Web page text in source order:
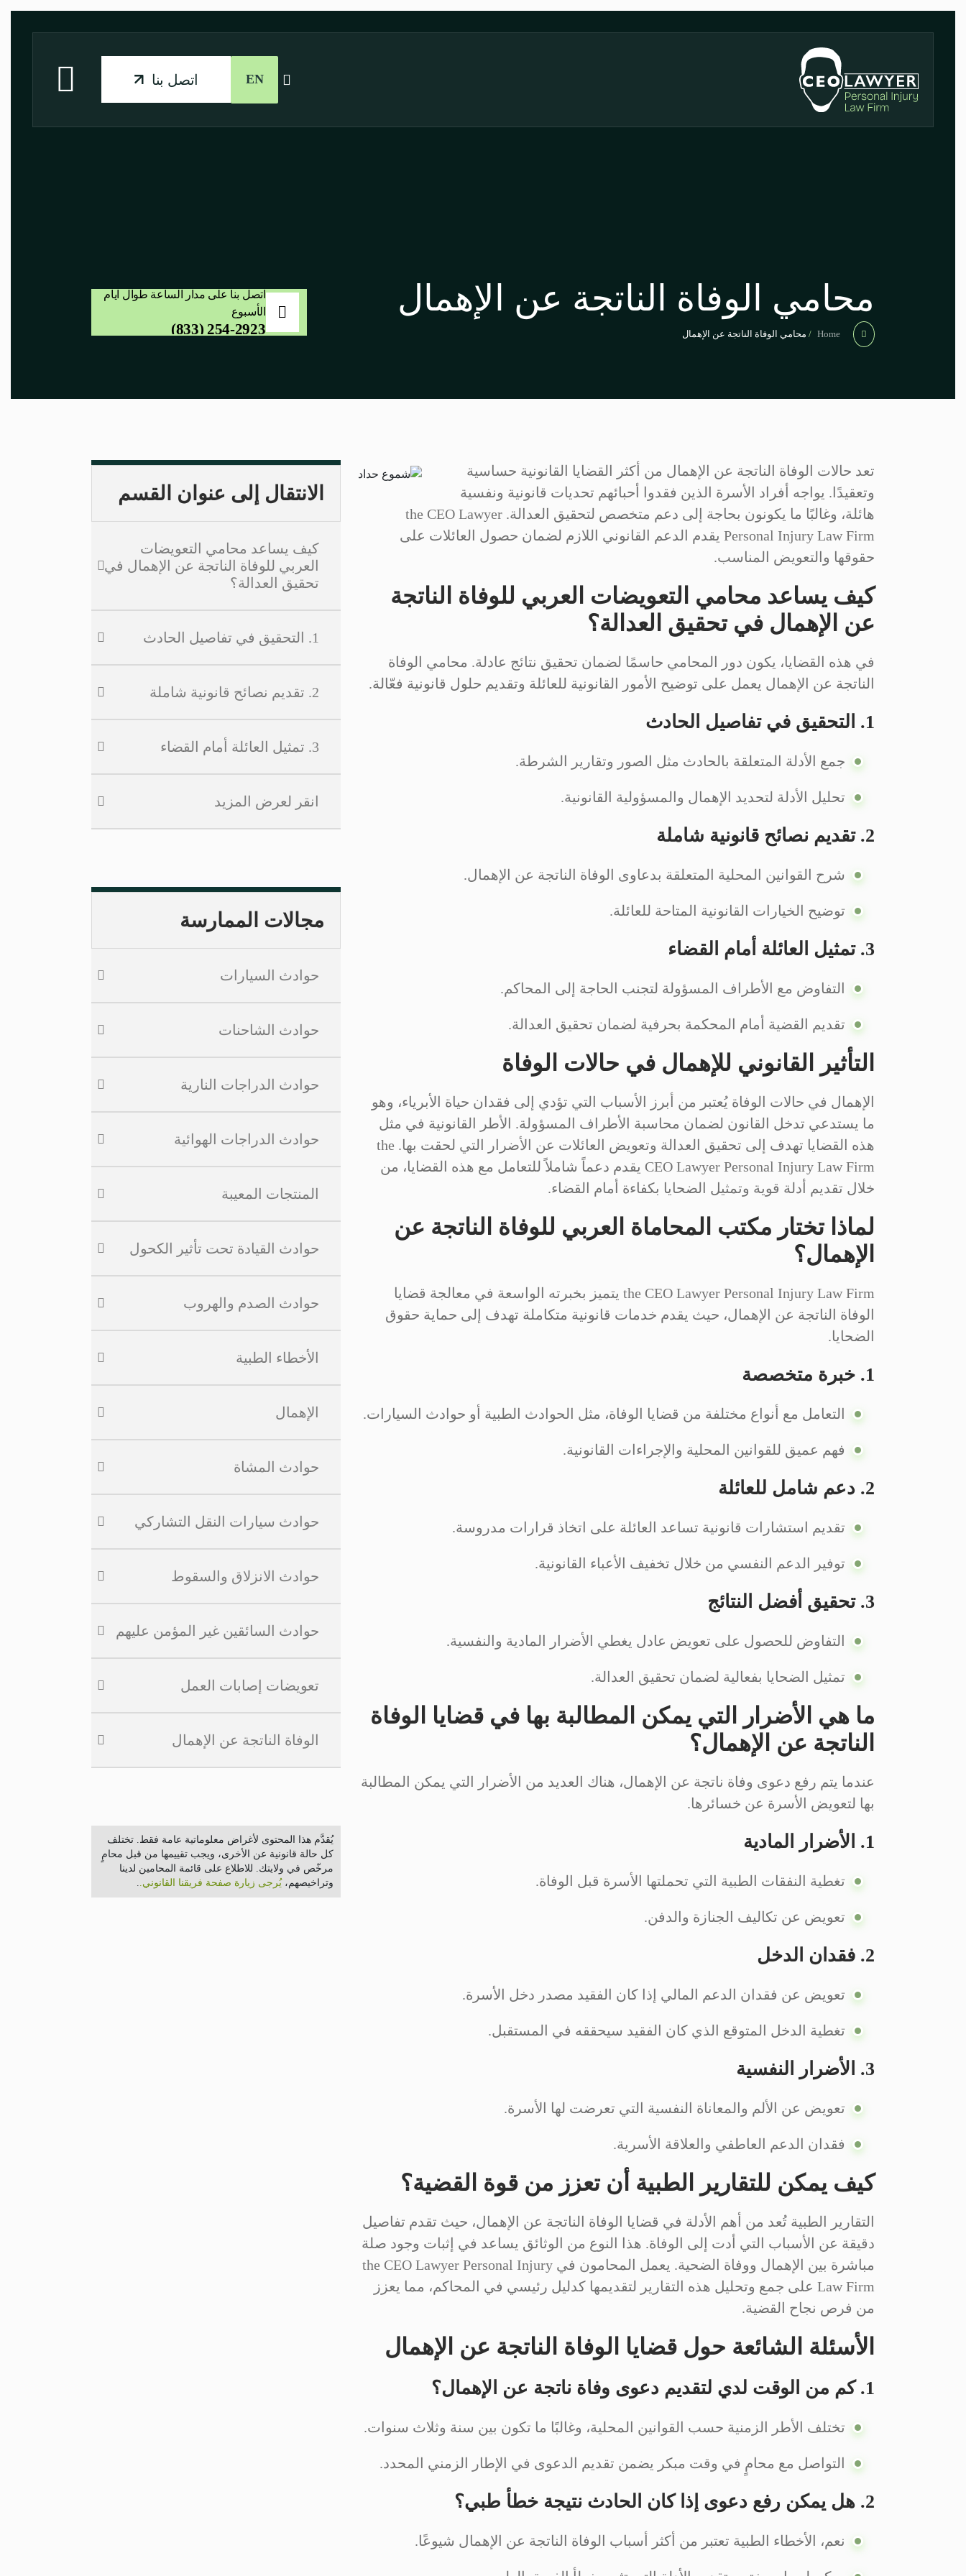
EN اتصل بنا
محامي الوفاة الناتجة عن الإهمال
/ محامي الوفاة الناتجة عن الإهمال
اتصل بنا على مدار الساعة طوال أيام
الأسبوع
(833) 254-2923
تعد حالات الوفاة الناتجة عن الإهمال من أكثر القضايا القانونية حساسية
وتعقيدًا. يواجه أفراد الأسرة الذين فقدوا أحبائهم تحديات قانونية ونفسية
هائلة، وغالبًا ما يكونون بحاجة إلى دعم متخصص لتحقيق العدالة. the CEO Lawyer
Personal Injury Law Firm يقدم الدعم القانوني اللازم لضمان حصول العائلات على
حقوقها والتعويض المناسب.
كيف يساعد محامي التعويضات العربي للوفاة الناتجة
عن الإهمال في تحقيق العدالة؟
في هذه القضايا، يكون دور المحامي حاسمًا لضمان تحقيق نتائج عادلة. محامي الوفاة
الناتجة عن الإهمال يعمل على توضيح الأمور القانونية للعائلة وتقديم حلول قانونية فعّالة.
1. التحقيق في تفاصيل الحادث
جمع الأدلة المتعلقة بالحادث مثل الصور وتقارير الشرطة.
تحليل الأدلة لتحديد الإهمال والمسؤولية القانونية.
2. تقديم نصائح قانونية شاملة
شرح القوانين المحلية المتعلقة بدعاوى الوفاة الناتجة عن الإهمال.
توضيح الخيارات القانونية المتاحة للعائلة.
3. تمثيل العائلة أمام القضاء
التفاوض مع الأطراف المسؤولة لتجنب الحاجة إلى المحاكم.
تقديم القضية أمام المحكمة بحرفية لضمان تحقيق العدالة.
التأثير القانوني للإهمال في حالات الوفاة
الإهمال في حالات الوفاة يُعتبر من أبرز الأسباب التي تؤدي إلى فقدان حياة الأبرياء، وهو
ما يستدعي تدخل القانون لضمان محاسبة الأطراف المسؤولة. الأطر القانونية في مثل
هذه القضايا تهدف إلى تحقيق العدالة وتعويض العائلات عن الأضرار التي لحقت بها. the
CEO Lawyer Personal Injury Law Firm يقدم دعماً شاملاً للتعامل مع هذه القضايا، من
خلال تقديم أدلة قوية وتمثيل الضحايا بكفاءة أمام القضاء.
لماذا تختار مكتب المحاماة العربي للوفاة الناتجة عن
الإهمال؟
the CEO Lawyer Personal Injury Law Firm يتميز بخبرته الواسعة في معالجة قضايا
الوفاة الناتجة عن الإهمال، حيث يقدم خدمات قانونية متكاملة تهدف إلى حماية حقوق
الضحايا.
1. خبرة متخصصة
التعامل مع أنواع مختلفة من قضايا الوفاة، مثل الحوادث الطبية أو حوادث السيارات.
فهم عميق للقوانين المحلية والإجراءات القانونية.
2. دعم شامل للعائلة
تقديم استشارات قانونية تساعد العائلة على اتخاذ قرارات مدروسة.
توفير الدعم النفسي من خلال تخفيف الأعباء القانونية.
3. تحقيق أفضل النتائج
التفاوض للحصول على تعويض عادل يغطي الأضرار المادية والنفسية.
تمثيل الضحايا بفعالية لضمان تحقيق العدالة.
ما هي الأضرار التي يمكن المطالبة بها في قضايا الوفاة
الناتجة عن الإهمال؟
عندما يتم رفع دعوى وفاة ناتجة عن الإهمال، هناك العديد من الأضرار التي يمكن المطالبة
بها لتعويض الأسرة عن خسائرها.
1. الأضرار المادية
تغطية النفقات الطبية التي تحملتها الأسرة قبل الوفاة.
تعويض عن تكاليف الجنازة والدفن.
2. فقدان الدخل
تعويض عن فقدان الدعم المالي إذا كان الفقيد مصدر دخل الأسرة.
تغطية الدخل المتوقع الذي كان الفقيد سيحققه في المستقبل.
3. الأضرار النفسية
تعويض عن الألم والمعاناة النفسية التي تعرضت لها الأسرة.
فقدان الدعم العاطفي والعلاقة الأسرية.
كيف يمكن للتقارير الطبية أن تعزز من قوة القضية؟
التقارير الطبية تُعد من أهم الأدلة في قضايا الوفاة الناتجة عن الإهمال، حيث تقدم تفاصيل
دقيقة عن الأسباب التي أدت إلى الوفاة. هذا النوع من الوثائق يساعد في إثبات وجود صلة
مباشرة بين الإهمال ووفاة الضحية. يعمل المحامون في the CEO Lawyer Personal Injury
Law Firm على جمع وتحليل هذه التقارير لتقديمها كدليل رئيسي في المحاكم، مما يعزز
من فرص نجاح القضية.
الأسئلة الشائعة حول قضايا الوفاة الناتجة عن الإهمال
1. كم من الوقت لدي لتقديم دعوى وفاة ناتجة عن الإهمال؟
تختلف الأطر الزمنية حسب القوانين المحلية، وغالبًا ما تكون بين سنة وثلاث سنوات.
التواصل مع محامٍ في وقت مبكر يضمن تقديم الدعوى في الإطار الزمني المحدد.
2. هل يمكن رفع دعوى إذا كان الحادث نتيجة خطأ طبي؟
نعم، الأخطاء الطبية تعتبر من أكثر أسباب الوفاة الناتجة عن الإهمال شيوعًا.
الانتقال إلى عنوان القسم
كيف يساعد محامي التعويضات
العربي للوفاة الناتجة عن الإهمال في
تحقيق العدالة؟
1. التحقيق في تفاصيل الحادث
2. تقديم نصائح قانونية شاملة
3. تمثيل العائلة أمام القضاء
انقر لعرض المزيد
مجالات الممارسة
حوادث السيارات
حوادث الشاحنات
حوادث الدراجات النارية
حوادث الدراجات الهوائية
المنتجات المعيبة
حوادث القيادة تحت تأثير الكحول
حوادث الصدم والهروب
الأخطاء الطبية
الإهمال
حوادث المشاة
حوادث سيارات النقل التشاركي
حوادث الانزلاق والسقوط
حوادث السائقين غير المؤمن عليهم
تعويضات إصابات العمل
الوفاة الناتجة عن الإهمال
يُقدَّم هذا المحتوى لأغراض معلوماتية عامة فقط. تختلف
كل حالة قانونية عن الأخرى، ويجب تقييمها من قبل محامٍ
مرخّص في ولايتك. للاطلاع على قائمة المحامين لدينا
وتراخيصهم،يُرجى زيارة صفحة فريقنا القانوني..